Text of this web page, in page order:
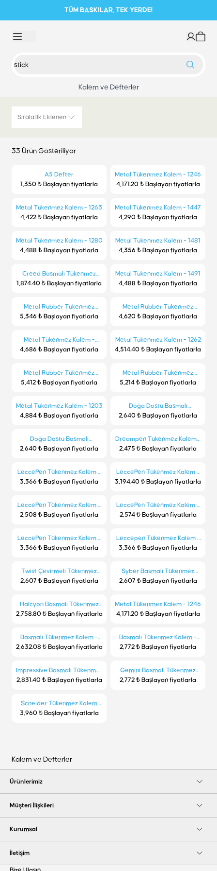
TÜM BASKILAR, TEK YERDE!
Kalem ve Defterler
Sırala: İlk Eklenen
33 Ürün Gösteriliyor
A5 Defter
1,350 ₺ Başlayan fiyatlarla
Metal Tükenmez Kalem - 1246
4,171.20 ₺ Başlayan fiyatlarla
Metal Tükenmez Kalem - 1263
4,422 ₺ Başlayan fiyatlarla
Metal Tükenmez Kalem - 1447
4,290 ₺ Başlayan fiyatlarla
Metal Tükenmez Kalem - 1280
4,488 ₺ Başlayan fiyatlarla
Metal Tükenmez Kalem - 1481
4,356 ₺ Başlayan fiyatlarla
Creed Basmalı Tükenmez
Kalem
1,874.40 ₺ Başlayan fiyatlarla
Metal Tükenmez Kalem - 1491
4,488 ₺ Başlayan fiyatlarla
Metal Rubber Tükenmez
Kalem 1430
5,346 ₺ Başlayan fiyatlarla
Metal Rubber Tükenmez
Kalem - 1262-R
4,620 ₺ Başlayan fiyatlarla
Metal Tükenmez Kalem -
1202-T
4,686 ₺ Başlayan fiyatlarla
Metal Tükenmez Kalem - 1262
4,514.40 ₺ Başlayan fiyatlarla
Metal Rubber Tükenmez
Kalem - 1486
5,412 ₺ Başlayan fiyatlarla
Metal Rubber Tükenmez
Kalem Bambu Gövde - 1485
5,214 ₺ Başlayan fiyatlarla
Metal Tükenmez Kalem - 1203
4,884 ₺ Başlayan fiyatlarla
Doğa Dostu Basmalı
Tükenmez Kalem - 1130
2,640 ₺ Başlayan fiyatlarla
Doğa Dostu Basmalı
Tükenmez Kalem - 1130-C
2,640 ₺ Başlayan fiyatlarla
Dreampen Tükenmez Kalem -
SM
2,475 ₺ Başlayan fiyatlarla
LeccePen Tükenmez Kalem -
L-390
3,366 ₺ Başlayan fiyatlarla
LeccePen Tükenmez Kalem -
L-176
3,194.40 ₺ Başlayan fiyatlarla
LeccePen Tükenmez Kalem -
L-181
2,508 ₺ Başlayan fiyatlarla
LeccePen Tükenmez Kalem -
L-1018
2,574 ₺ Başlayan fiyatlarla
LeccePen Tükenmez Kalem -
L-602
3,366 ₺ Başlayan fiyatlarla
Leccepen Tükenmez Kalem -
L-397
3,366 ₺ Başlayan fiyatlarla
Twist Çevirmeli Tükenmez
Kalem - 1173
2,607 ₺ Başlayan fiyatlarla
Syber Basmalı Tükenmez
Kalem - 1030
2,607 ₺ Başlayan fiyatlarla
Halcyon Basmalı Tükenmez
Kalem - 1049
2,758.80 ₺ Başlayan fiyatlarla
Metal Tükenmez Kalem - 1246
4,171.20 ₺ Başlayan fiyatlarla
Basmalı Tükenmez Kalem -
1006-B
2,632.08 ₺ Başlayan fiyatlarla
Basmalı Tükenmez Kalem -
1066
2,772 ₺ Başlayan fiyatlarla
Impressive Basmalı Tükenmez
Kalem - 1062
2,831.40 ₺ Başlayan fiyatlarla
Gemini Basmalı Tükenmez
Kalem - 1047
2,772 ₺ Başlayan fiyatlarla
Scneider Tükenmez Kalem
Sch-937
3,960 ₺ Başlayan fiyatlarla
Kalem ve Defterler
Ürünlerimiz
Müşteri İlişkileri
Kurumsal
İletişim